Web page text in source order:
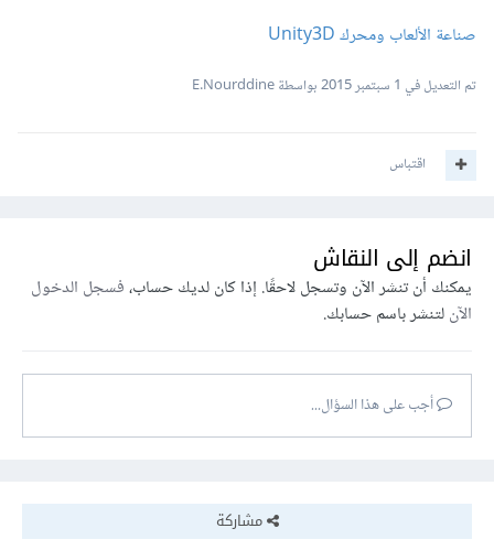
صناعة الألعاب ومحرك Unity3D
تم التعديل في 1 سبتمبر 2015 بواسطة E.Nourddine
اقتباس
انضم إلى النقاش
يمكنك أن تنشر الآن وتسجل لاحقًا. إذا كان لديك حساب،فسجل الدخول
الآنلتنشر باسم حسابك.
أجب على هذا السؤال...
مشاركة